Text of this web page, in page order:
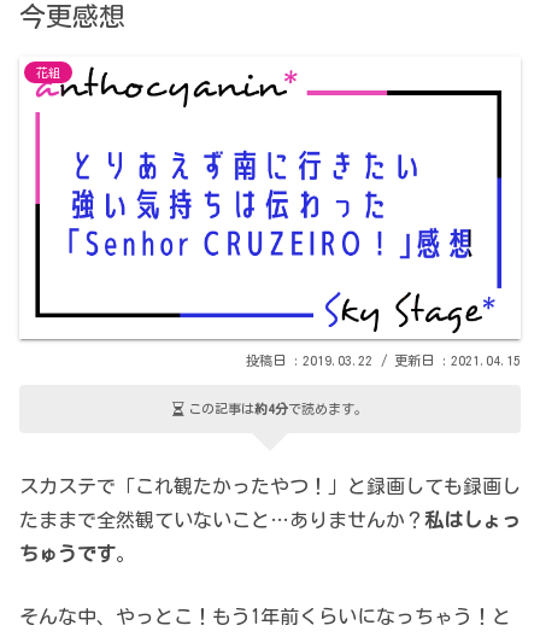
今更感想
花組
2019.03.22 2021.04.15
この記事は約4分で読めます。
スカステで「これ観たかったやつ！」と録画しても録画し
たままで全然観ていないこと…ありませんか？ 私はしょっ
ちゅうです。
そんな中、やっとこ！もう1年前くらいになっちゃう！と